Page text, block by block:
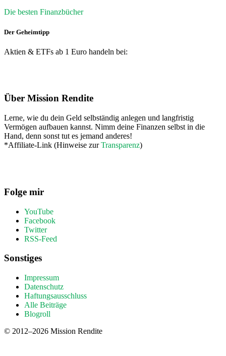
Die besten Finanzbücher
Der Geheimtipp
Aktien & ETFs ab 1 Euro handeln bei:
Footer
Über Mission Rendite
Lerne, wie du dein Geld selbständig anlegen und langfristig
Vermögen aufbauen kannst. Nimm deine Finanzen selbst in die
Hand, denn sonst tut es jemand anderes!
*Affiliate-Link (Hinweise zurTransparenz)
Folge mir
YouTube
Facebook
Twitter
RSS-Feed
Sonstiges
Impressum
Datenschutz
Haftungsausschluss
Alle Beiträge
Blogroll
© 2012–2026 Mission Rendite